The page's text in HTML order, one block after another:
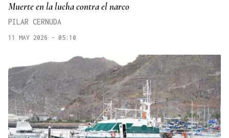
Muerte en la lucha contra el narco
PILAR CERNUDA
11 MAY 2026 - 05:10